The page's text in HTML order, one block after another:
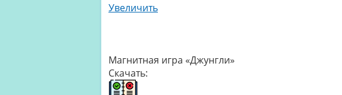
Увеличить
Магнитная игра «Джунгли»
Скачать: